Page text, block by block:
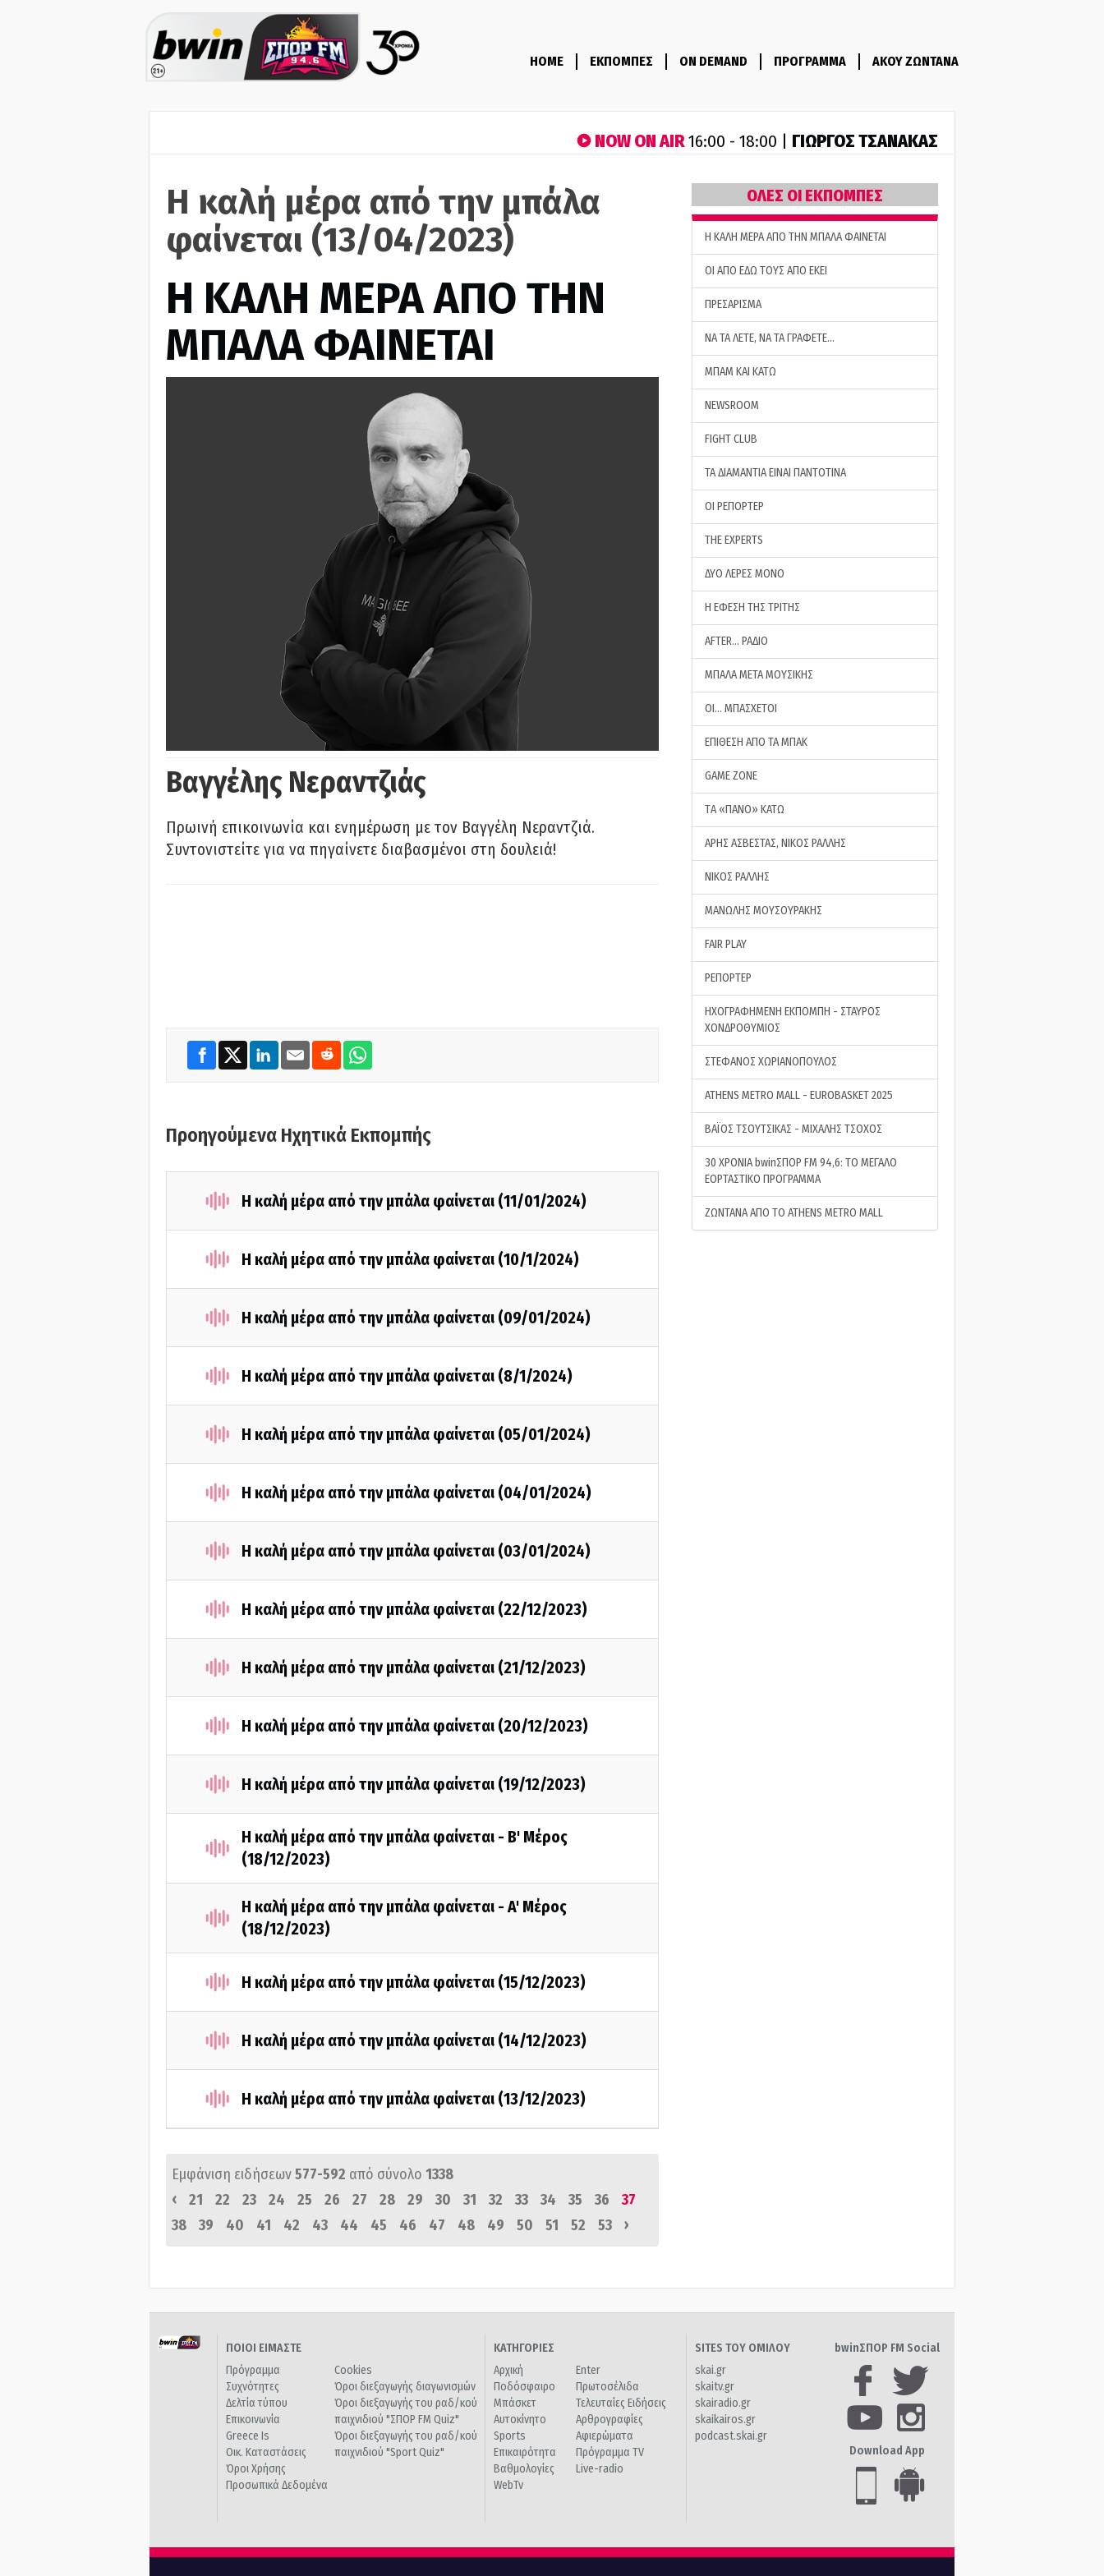
HOME ΕΚΠΟΜΠΕΣ ON DEMAND ΠΡΟΓΡΑΜΜΑ ΑΚΟΥ ΖΩΝΤΑΝΑ
NOW ON AIR16:00 - 18:00 | ΓΙΩΡΓΟΣ ΤΣΑΝΑΚΑΣ
Η καλή μέρα από την μπάλα
φαίνεται (13/04/2023)
H ΚΑΛΗ ΜΕΡΑ ΑΠΟ ΤΗΝ
ΜΠΑΛΑ ΦΑΙΝΕΤΑΙ
Βαγγέλης Νεραντζιάς
Πρωινή επικοινωνία και ενημέρωση με τον Βαγγέλη Νεραντζιά.
Συντονιστείτε για να πηγαίνετε διαβασμένοι στη δουλειά!
Προηγούμενα Ηχητικά Εκπομπής
Η καλή μέρα από την μπάλα φαίνεται (11/01/2024)
Η καλή μέρα από την μπάλα φαίνεται (10/1/2024)
Η καλή μέρα από την μπάλα φαίνεται (09/01/2024)
Η καλή μέρα από την μπάλα φαίνεται (8/1/2024)
Η καλή μέρα από την μπάλα φαίνεται (05/01/2024)
Η καλή μέρα από την μπάλα φαίνεται (04/01/2024)
Η καλή μέρα από την μπάλα φαίνεται (03/01/2024)
Η καλή μέρα από την μπάλα φαίνεται (22/12/2023)
Η καλή μέρα από την μπάλα φαίνεται (21/12/2023)
Η καλή μέρα από την μπάλα φαίνεται (20/12/2023)
Η καλή μέρα από την μπάλα φαίνεται (19/12/2023)
Η καλή μέρα από την μπάλα φαίνεται - Β' Μέρος
(18/12/2023)
Η καλή μέρα από την μπάλα φαίνεται - A' Mέρος
(18/12/2023)
Η καλή μέρα από την μπάλα φαίνεται (15/12/2023)
Η καλή μέρα από την μπάλα φαίνεται (14/12/2023)
Η καλή μέρα από την μπάλα φαίνεται (13/12/2023)
Εμφάνιση ειδήσεων577-592 από σύνολο 1338
‹
21 22 23 24 25 26 27 28 29 30 31 32 33 34 35 36
37
38
39 40 41 42 43 44 45 46 47 48 49 50 51 52 53 ›
ΟΛΕΣ ΟΙ ΕΚΠΟΜΠΕΣ
H ΚΑΛΗ ΜΕΡΑ ΑΠΟ ΤΗΝ ΜΠΑΛΑ ΦΑΙΝΕΤΑΙ
ΟΙ ΑΠΟ ΕΔΩ ΤΟΥΣ ΑΠΟ ΕΚΕΙ
ΠΡΕΣΑΡΙΣΜΑ
ΝΑ ΤΑ ΛΕΤΕ, ΝΑ ΤΑ ΓΡΑΦΕΤΕ…
ΜΠΑΜ ΚΑΙ ΚΑΤΩ
NEWSROOM
FIGHT CLUB
ΤΑ ΔΙΑΜΑΝΤΙΑ ΕΙΝΑΙ ΠΑΝΤΟΤΙΝΑ
ΟΙ ΡΕΠΟΡΤΕΡ
THE EXPERTS
ΔΥΟ ΛΕΡΕΣ ΜΟΝΟ
Η ΕΦΕΣΗ ΤΗΣ ΤΡΙΤΗΣ
AFTER… ΡΑΔΙΟ
ΜΠΑΛΑ ΜΕΤΑ ΜΟΥΣΙΚΗΣ
ΟΙ… ΜΠΑΣΧΕΤΟΙ
ΕΠΙΘΕΣΗ ΑΠΟ ΤΑ ΜΠΑΚ
GAME ZONE
ΤA «ΠΑΝΟ» ΚΑΤΩ
ΑΡΗΣ ΑΣΒΕΣΤΑΣ, ΝΙΚΟΣ ΡΑΛΛΗΣ
ΝΙΚΟΣ ΡΑΛΛΗΣ
ΜΑΝΩΛΗΣ ΜΟΥΣΟΥΡΑΚΗΣ
FAIR PLAY
ΡΕΠΟΡΤΕΡ
ΗΧΟΓΡΑΦΗΜΕΝΗ ΕΚΠΟΜΠΗ - ΣΤΑΥΡΟΣ
ΧΟΝΔΡΟΘΥΜΙΟΣ
ΣΤΕΦΑΝΟΣ ΧΩΡΙΑΝΟΠΟΥΛΟΣ
ATHENS METRO MALL - EUROBASKET 2025
ΒΑΪΟΣ ΤΣΟΥΤΣΙΚΑΣ - ΜΙΧΑΛΗΣ ΤΣΟΧΟΣ
30 ΧΡΟΝΙΑ bwinΣΠΟΡ FM 94,6: ΤΟ ΜΕΓΑΛΟ
ΕΟΡΤΑΣΤΙΚΟ ΠΡΟΓΡΑΜΜΑ
ΖΩΝΤΑΝΑ ΑΠΟ ΤΟ ATHENS METRO MALL
ΠΟΙΟΙ ΕΙΜΑΣΤΕ
Πρόγραμμα
Συχνότητες
Δελτία τύπου
Επικοινωνία
Greece Is
Οικ. Καταστάσεις
Όροι Χρήσης
Προσωπικά Δεδομένα
Cookies
Όροι διεξαγωγής διαγωνισμών
Όροι διεξαγωγής του ραδ/κού
παιχνιδιού "ΣΠΟΡ FM Quiz"
Όροι διεξαγωγής του ραδ/κού
παιχνιδιού "Sport Quiz"
ΚΑΤΗΓΟΡΙΕΣ
Αρχική
Ποδόσφαιρο
Μπάσκετ
Αυτοκίνητο
Sports
Επικαιρότητα
Βαθμολογίες
WebTv
Enter
Πρωτοσέλιδα
Τελευταίες Ειδήσεις
Αρθρογραφίες
Αφιερώματα
Πρόγραμμα TV
Live-radio
SITES ΤΟΥ ΟΜΙΛΟΥ
skai.gr
skaitv.gr
skairadio.gr
skaikairos.gr
podcast.skai.gr
bwinΣΠΟΡ FM Social
Download App